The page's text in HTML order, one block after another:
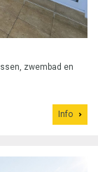
zwembad en
Info